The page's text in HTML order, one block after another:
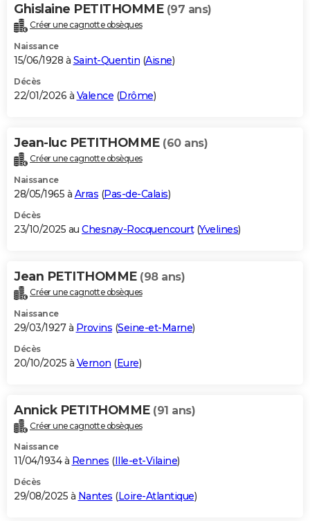
Carte de Noël
Carte Bonne année
Carte Saint-Valentin
Carte Pâques
Carte d'anniversaire
DICTIONNAIRE
Dictionnaire
Biographies
Citations
Expressions
Proverbes
PROGRAMME TV
S'inscrire
Se connecter
Lycées
Collèges
Primaires
Universités
Entreprises
Service militaire
Avis de recherche
AVIS DE DÉCÈS
Bricolage
Lifestyle
Culture
Sport
Auto
Television
Voyage
Cinema
Ghislaine PETITHOMME (97 ans)
Créer une cagnotte obsèques
Naissance
15/06/1928 à Saint-Quentin (Aisne)
Décès
22/01/2026 à Valence (Drôme)
Jean-luc PETITHOMME (60 ans)
Créer une cagnotte obsèques
Naissance
28/05/1965 à Arras (Pas-de-Calais)
Décès
23/10/2025 au Chesnay-Rocquencourt(Yvelines)
Jean PETITHOMME (98 ans)
Créer une cagnotte obsèques
Naissance
29/03/1927 à Provins (Seine-et-Marne)
Décès
20/10/2025 à Vernon (Eure)
Annick PETITHOMME (91 ans)
Créer une cagnotte obsèques
Naissance
11/04/1934 à Rennes (Ille-et-Vilaine)
Décès
29/08/2025 à Nantes (Loire-Atlantique)